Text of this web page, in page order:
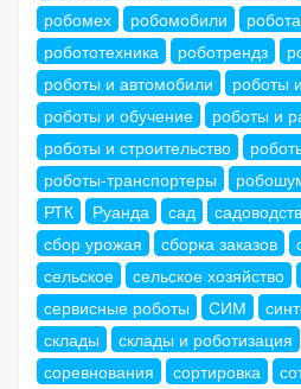
робомех
робомобили
робототехника
роботрендз
роботы и автомобили
роботы
роботы и обучение
роботы и
роботы и строительство
роботы-транспортеры
РТК
Руанда сад
сбор урожая
сборка заказов
сельское
сельское хозяйство
сервисные роботы
СИМ
склады
склады и роботизация
соревнования
сортировка